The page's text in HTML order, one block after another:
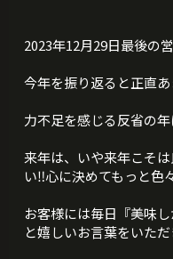
2023年12月29日最後の
今年を振り返ると正直
力不足を感じる反省の年
来年は、いや来年こそ
い‼️心に決めてもっと色
お客様には毎日『美味
と嬉しいお言葉をいた